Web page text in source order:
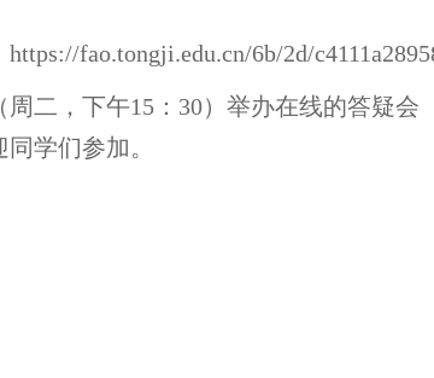
fao.tongji.edu.cn/6b/2d/
二，下午15：30）举办在线的答疑会
学们参加。